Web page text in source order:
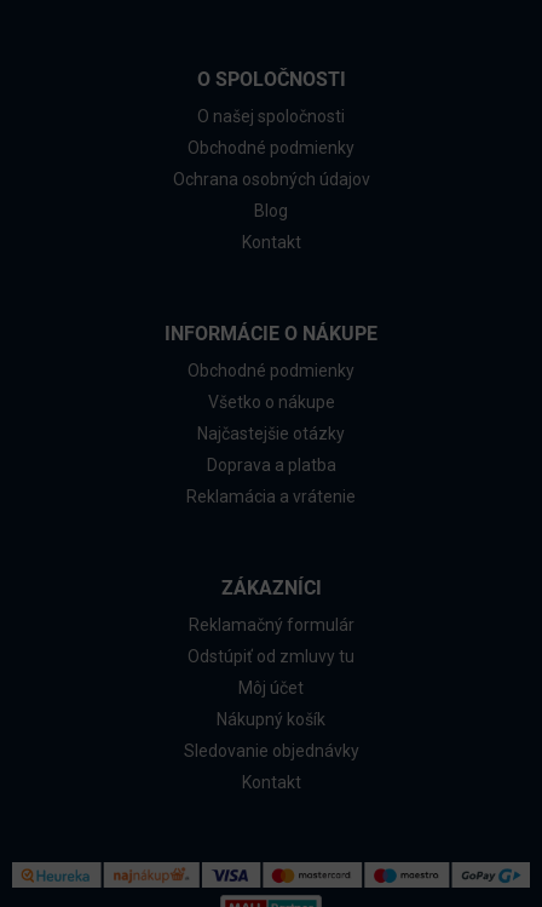
O SPOLOČNOSTI
O našej spoločnosti
Obchodné podmienky
Ochrana osobných údajov
Blog
Kontakt
INFORMÁCIE O NÁKUPE
Obchodné podmienky
Všetko o nákupe
Najčastejšie otázky
Doprava a platba
Reklamácia a vrátenie
ZÁKAZNÍCI
Reklamačný formulár
Odstúpiť od zmluvy tu
Môj účet
Nákupný košík
Sledovanie objednávky
Kontakt